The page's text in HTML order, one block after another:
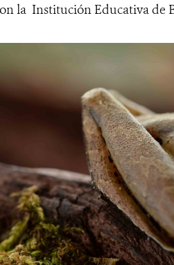
la Institución Educativa de